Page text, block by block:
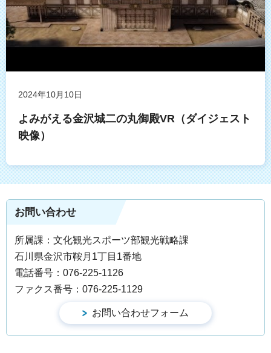
2024年10月10日
よみがえる金沢城二の丸御殿VR（ダイジェスト
映像）
お問い合わせ
所属課：文化観光スポーツ部観光戦略課
石川県金沢市鞍月1丁目1番地
電話番号：076-225-1126
ファクス番号：076-225-1129